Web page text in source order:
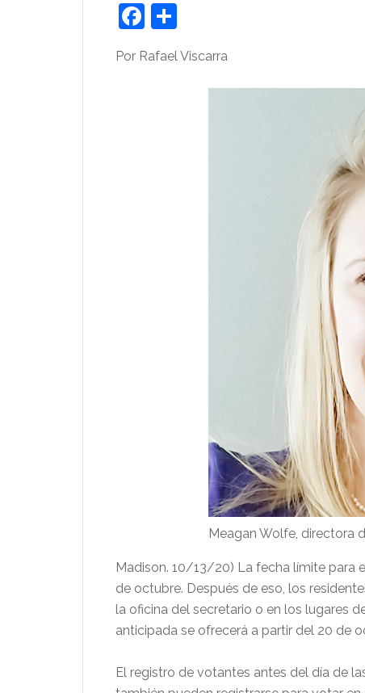
Facebook
Por Rafael Viscarra
Meagan Wolfe, directora
Madison. 10/13/20) La fecha límite para
de octubre. Después de eso, los
la oficina del secretario o en los lugares
anticipada se ofrecerá a partir del 20 de
El registro de votantes antes del día de